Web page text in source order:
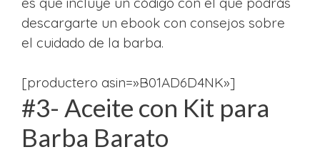
descargarte un ebook con consejos sobre
el cuidado de la barba.
[productero asin=»B01AD6D4NK»]
#3- Aceite con Kit para
Barba Barato